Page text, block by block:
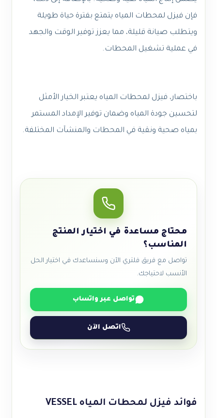
فإن فيزل لمحطات المياه يتمتع بفترة حياة طويلة
ويتطلب صيانة قليلة، مما يعزز توفير الوقت والجهد
في عملية تشغيل المحطات.
باختصار، فيزل لمحطات المياه يعتبر الخيار الأمثل
لتحسين جودة المياه وضمان توفير الإمداد المستمر
بمياه صحية ونقية في المحطات والمنشآت المختلفة.
محتاج مساعدة في اختيار المنتج
المناسب؟
تواصل مع فريق فلتري الآن وسنساعدك في اختيار الحل
الأنسب لاحتياجك.
تواصل عبر واتساب
اتصل الآن
فوائد فيزل لمحطات المياه VESSEL